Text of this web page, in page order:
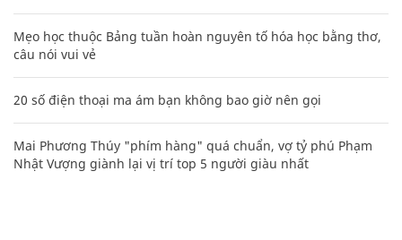
Mẹo học thuộc Bảng tuần hoàn nguyên tố hóa học bằng thơ,
câu nói vui vẻ
20 số điện thoại ma ám bạn không bao giờ nên gọi
Mai Phương Thúy "phím hàng" quá chuẩn, vợ tỷ phú Phạm
Nhật Vượng giành lại vị trí top 5 người giàu nhất